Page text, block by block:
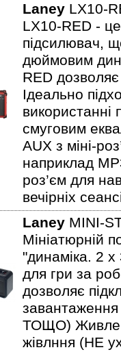
Laney LX10-
LX10-RED -
підсилювач,
дюймовим
RED
Ідеально
використанні
смуговим
AUX з міні-
наприклад
роз’єм для
вечірніх
Laney MINI-
Мініатюрній
"динаміка. 2
для гри за
дозволяє
завантаження
ТОЩО)
жівлння (НЕ